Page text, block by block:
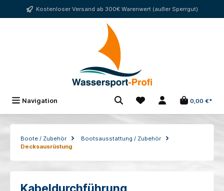
springenKostenloser Versand ab 300€ Warenwert (außer Sperrgut)
Navigation 0,00 €*
Boote / Zubehör
Bootsausstattung / Zubehör
Decksausrüstung